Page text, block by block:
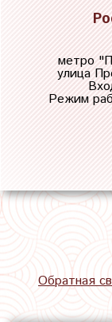
метро "
улица
Режим
Обратная